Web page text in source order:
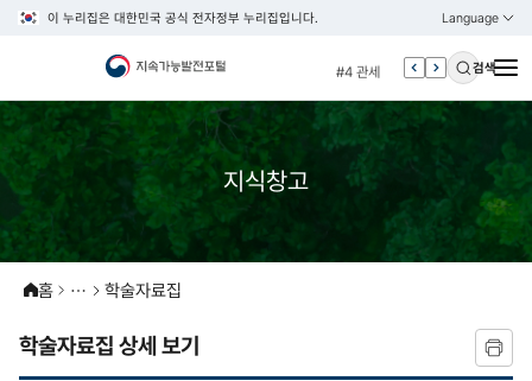
이 누리집은 대한민국 공식 전자정부 누리집입니다. Language
열기
KOREAN
ENGLISH
#4 관세
#5 esg
#7 un
검색
지식창고
홈 학술자료집
학술자료집 상세 보기